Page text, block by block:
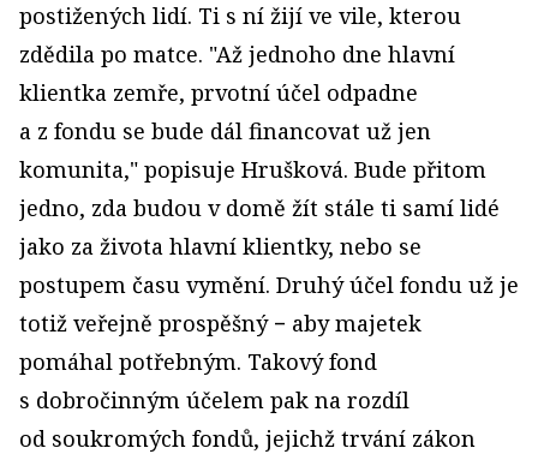
postižených lidí. Ti s ní žijí ve vile, kterou
zdědila po matce. "Až jednoho dne hlavní
klientka zemře, prvotní účel odpadne
a z fondu se bude dál financovat už jen
komunita," popisuje Hrušková. Bude přitom
jedno, zda budou v domě žít stále ti samí lidé
jako za života hlavní klientky, nebo se
postupem času vymění. Druhý účel fondu už je
totiž veřejně prospěšný − aby majetek
pomáhal potřebným. Takový fond
s dobročinným účelem pak na rozdíl
od soukromých fondů, jejichž trvání zákon